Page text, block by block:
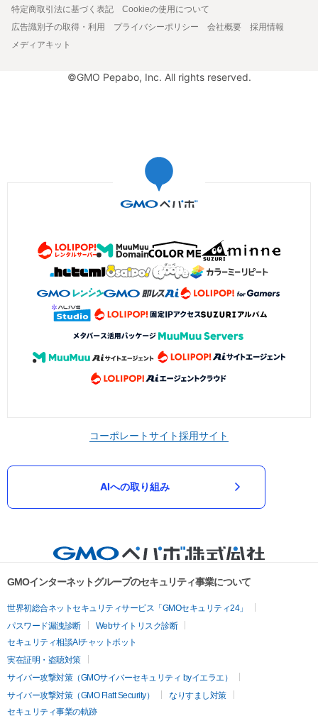
特定商取引法に基づく表記
Cookieの使用について
広告識別子の取得・利用
プライバシーポリシー 会社概要
採用情報
メディアキット
©GMO Pepabo, Inc. All rights reserved.
コーポレートサイト採用サイト
AIへの取り組み
GMOインターネットグループのセキュリティ事業について
世界初総合ネットセキュリティサービス「GMOセキュリティ24」
パスワード漏洩診断
Webサイトリスク診断
セキュリティ相談AIチャットボット
実在証明・盗聴対策
サイバー攻撃対策（GMOサイバーセキュリティ byイエラエ）
サイバー攻撃対策（GMO Flatt Security）
なりすまし対策
セキュリティ事業の軌跡